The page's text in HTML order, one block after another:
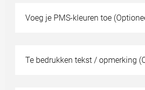
Voeg je PMS-kleuren toe
Te bedrukken tekst / opmerking
500
€1,20